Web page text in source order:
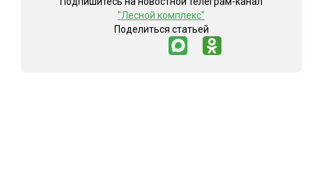
"Лесной комплекс"
Поделиться статьей